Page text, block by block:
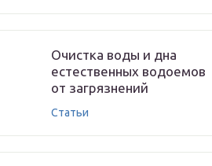
Очистка воды и дна
естественных водоемов
от загрязнений
Статьи